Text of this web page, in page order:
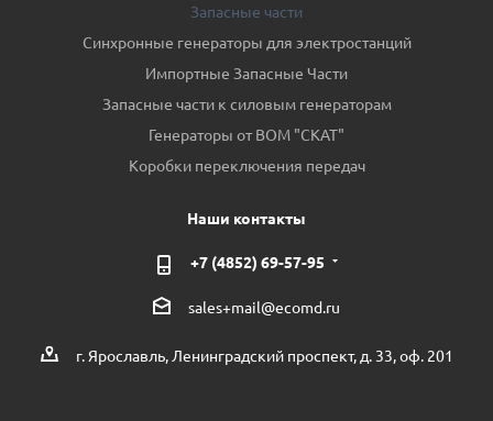
Запасные части
Синхронные генераторы для электростанций
Импортные Запасные Части
Запасные части к силовым генераторам
Генераторы от ВОМ "СКАТ"
Коробки переключения передач
Наши контакты
+7 (4852) 69-57-95
sales+mail@ecomd.ru
г. Ярославль, Ленинградский проспект, д. 33, оф. 201